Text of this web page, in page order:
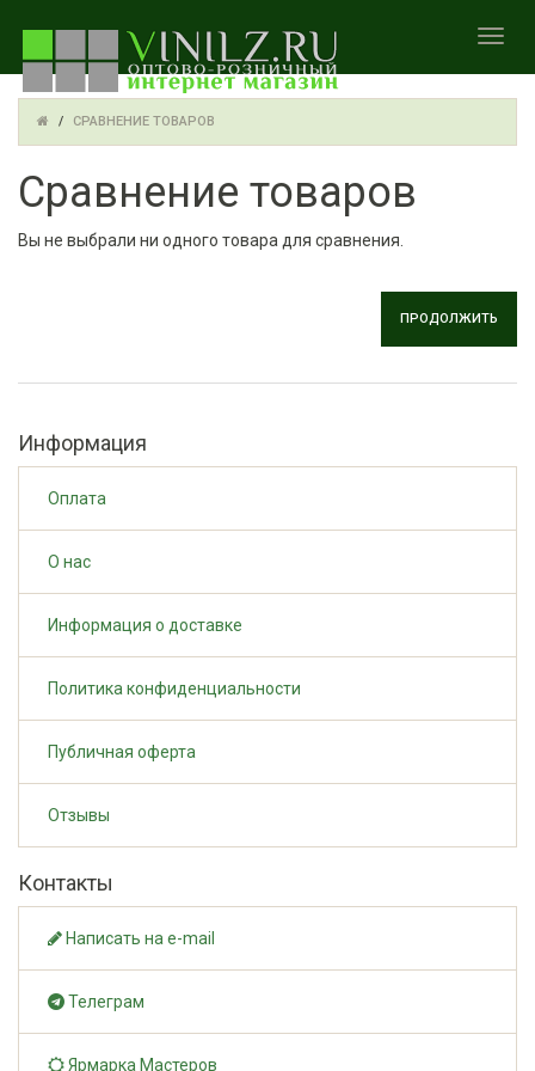
СРАВНЕНИЕ ТОВАРОВ
Сравнение товаров
Вы не выбрали ни одного товара для сравнения.
ПРОДОЛЖИТЬ
Информация
Оплата
О нас
Информация о доставке
Политика конфиденциальности
Публичная оферта
Отзывы
Контакты
Написать на e-mail
Телеграм
Ярмарка Мастеров